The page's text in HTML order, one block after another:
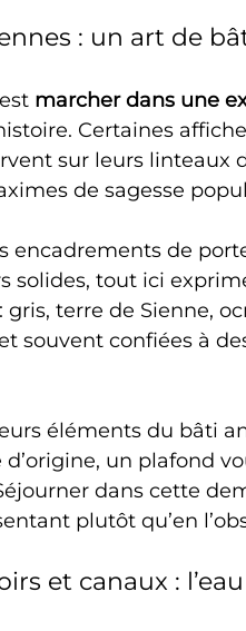
: un art de
marcher dans une
Certaines
sur leurs linteaux
de sagesse
encadrements de
solides, tout ici
terre de Sienne,
souvent confiées à
éléments du bâti
un plafond
dans cette
plutôt qu’en
et canaux :